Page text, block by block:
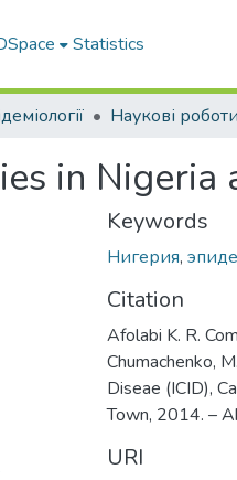
Statistics
in Nigeria
Keywords
Нигерия,
Citation
Afolabi K. R.
Chumachenko,
Diseae (ICID),
Town, 2014. –
URI